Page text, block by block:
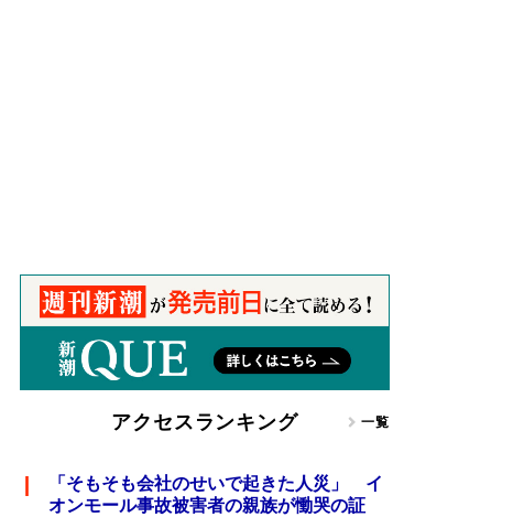
アクセスランキング 一覧
「そもそも会社のせいで起きた人災」 イ
オンモール事故被害者の親族が慟哭の証